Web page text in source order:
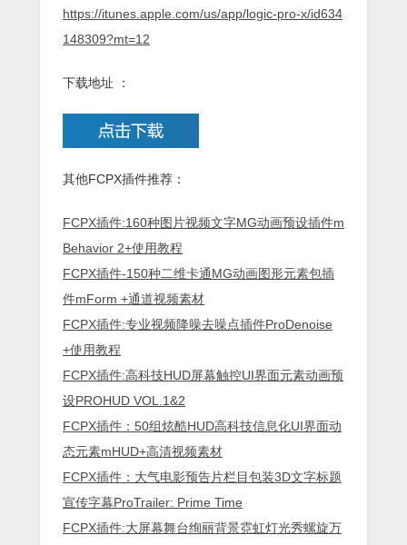
https://itunes.apple.com/us/app/logic-pro-x/id634
148309?mt=12
下载地址 ：
其他FCPX插件推荐：
FCPX插件:160种图片视频文字MG动画预设插件m
Behavior 2+使用教程
FCPX插件-150种二维卡通MG动画图形元素包插
件mForm +通道视频素材
FCPX插件:专业视频降噪去噪点插件ProDenoise
+使用教程
FCPX插件:高科技HUD屏幕触控UI界面元素动画预
设PROHUD VOL.1&2
FCPX插件：50组炫酷HUD高科技信息化UI界面动
态元素mHUD+高清视频素材
FCPX插件：大气电影预告片栏目包装3D文字标题
宣传字幕ProTrailer: Prime Time
FCPX插件:大屏幕舞台绚丽背景霓虹灯光秀螺旋万